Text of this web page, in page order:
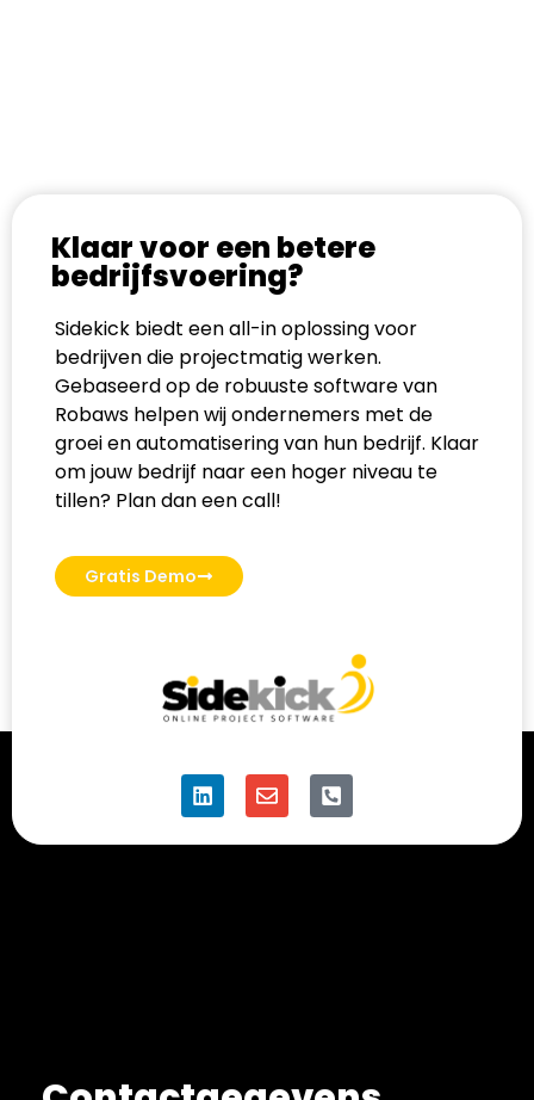
Klaar voor een betere
bedrijfsvoering?
Sidekick biedt een all-in oplossing voor
bedrijven die projectmatig werken.
Gebaseerd op de robuuste software van
Robaws helpen wij ondernemers met de
groei en automatisering van hun bedrijf. Klaar
om jouw bedrijf naar een hoger niveau te
tillen? Plan dan een call!
Gratis Demo